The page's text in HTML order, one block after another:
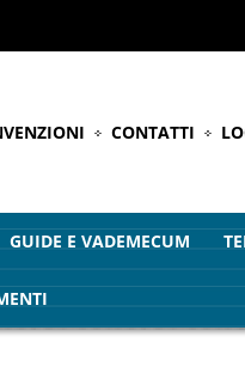
CONTATTI
GUIDE E VADEMECUM